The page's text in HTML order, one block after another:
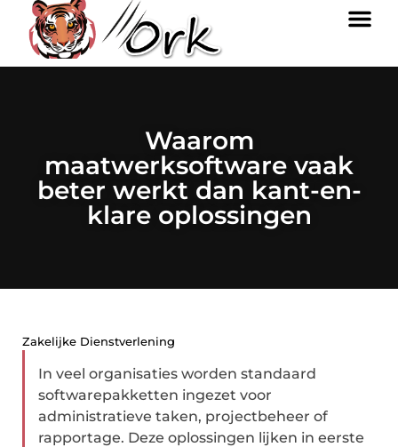
Waarom
maatwerksoftware vaak
beter werkt dan kant-en-
klare oplossingen
Zakelijke Dienstverlening
In veel organisaties worden standaard
softwarepakketten ingezet voor
administratieve taken, projectbeheer of
rapportage. Deze oplossingen lijken in eerste